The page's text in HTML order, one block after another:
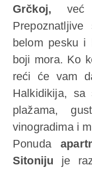
Grčkoj, već
belom pesku i
boji mora. Ko
reći će vam
Halkidikija, sa
plažama,
vinogradima i
Ponuda
Sitoniju je